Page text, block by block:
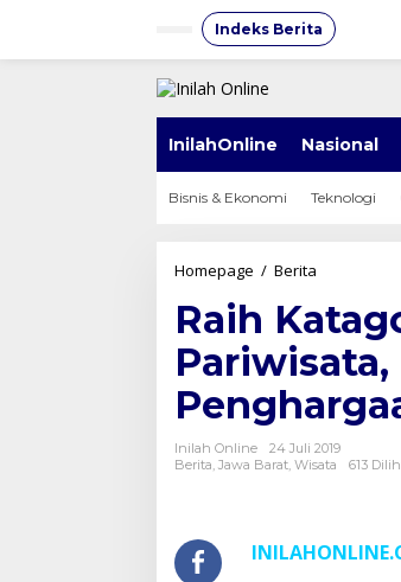
Indeks Berita
InilahOnline Nasional
Bisnis & Ekonomi Teknologi
Homepage / Berita
Kota
Besar
Terbaik
Sektor
Pariwisata,
Kota
Bandung
Dapat
Raih
Inilah Online
24 Juli 2019
Berita, Jawa Barat, Wisata 613